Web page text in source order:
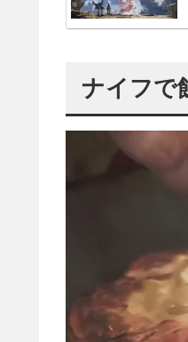
ナイフで